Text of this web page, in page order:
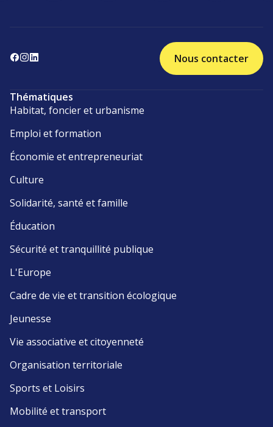
Nous contacter
Thématiques
Habitat, foncier et urbanisme
Emploi et formation
Économie et entrepreneuriat
Culture
Solidarité, santé et famille
Éducation
Sécurité et tranquillité publique
L'Europe
Cadre de vie et transition écologique
Jeunesse
Vie associative et citoyenneté
Organisation territoriale
Sports et Loisirs
Mobilité et transport